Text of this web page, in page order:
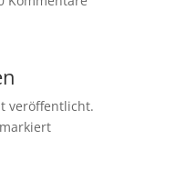
veröffentlicht.
markiert